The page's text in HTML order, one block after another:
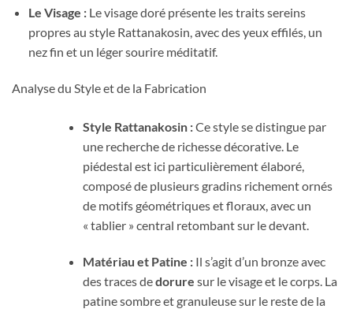
Le Visage :Le visage doré présente les traits sereins
propres au style Rattanakosin, avec des yeux effilés, un
nez fin et un léger sourire méditatif.
Analyse du Style et de la Fabrication
Style Rattanakosin :Ce style se distingue par
une recherche de richesse décorative. Le
piédestal est ici particulièrement élaboré,
composé de plusieurs gradins richement ornés
de motifs géométriques et floraux, avec un
« tablier » central retombant sur le devant.
Matériau et Patine :Il s’agit d’un bronze avec
des traces dedorure sur le visage et le corps. La
patine sombre et granuleuse sur le reste de la